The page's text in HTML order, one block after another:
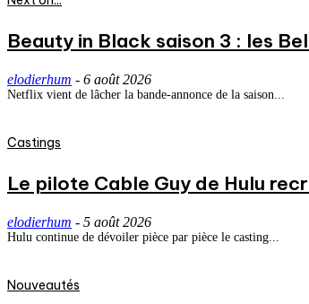
Beauty in Black saison 3 : les
elodierhum - 6 août 2026
Netflix vient de lâcher la bande-annonce de la saison...
Castings
Le pilote Cable Guy de Hulu
elodierhum - 5 août 2026
Hulu continue de dévoiler pièce par pièce le casting...
Nouveautés